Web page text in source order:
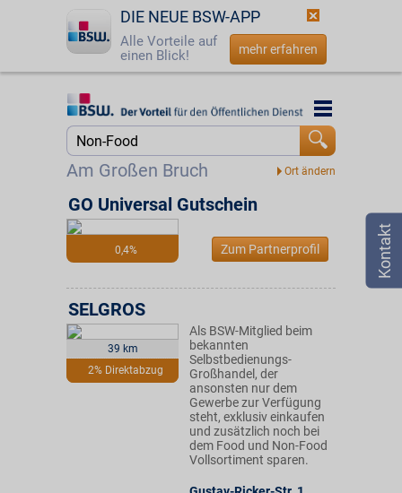
DIE NEUE BSW-APP
Alle Vorteile auf
einen Blick!
mehr erfahren
Startseite
☎ 0800 - 279 25 82
Am Großen Bruch
Startseite
0,4%
GO Universal Gutschein
Zum Partnerprofil
39 km
2% Direktabzug
SELGROS
Als BSW-Mitglied beim
bekannten
Selbstbedienungs-
Großhandel, der
ansonsten nur dem
Gewerbe zur Verfügung
steht, exklusiv einkaufen
und zusätzlich noch bei
dem Food und Non-Food
Vollsortiment sparen.